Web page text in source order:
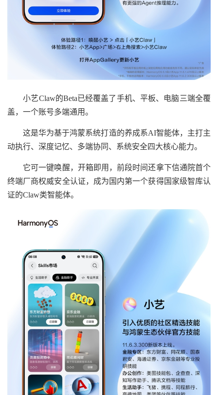
小艺Claw的Beta已经覆盖了手机、平板、电脑三端全覆
盖，一个账号多端通用。
这是华为基于鸿蒙系统打造的养成系AI智能体，主打主
动执行、深度记忆、多端协同、系统安全四大核心能力。
它可一键唤醒，开箱即用，前段时间还拿下信通院首个
终端厂商权威安全认证，成为国内第一个获得国家级智库认
证的Claw类智能体。